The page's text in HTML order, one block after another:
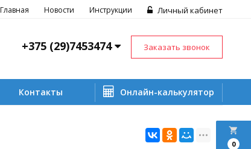
Личный кабинет
Главная Новости Инструкции
+375 (29)7453474 Заказать звонок
Контакты Онлайн-калькулятор
local_grocery_store
0